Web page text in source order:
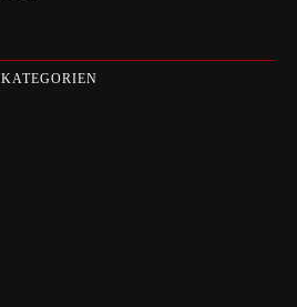
KATEGORIEN